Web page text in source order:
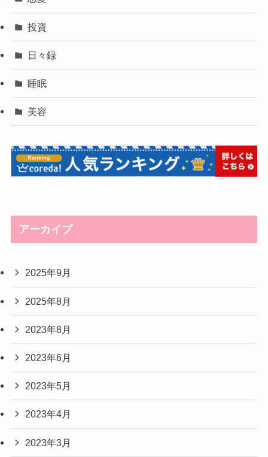
投資
日々録
睡眠
美容
アーカイブ
2025年9月
2025年8月
2023年8月
2023年6月
2023年5月
2023年4月
2023年3月